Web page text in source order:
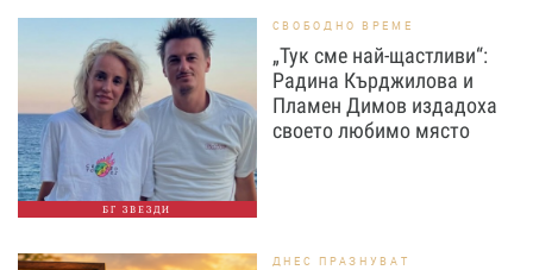
БГ ЗВЕЗДИ
СВОБОДНО ВРЕМЕ
„Тук сме най-щастливи“:
Радина Кърджилова и
Пламен Димов издадоха
своето любимо място
ДНЕС ПРАЗНУВАТ